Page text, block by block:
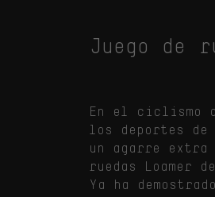
Juego de
En el ciclismo
los deportes de
un agarre extra
ruedas
Ya ha